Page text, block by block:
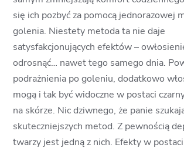
się ich pozbyć za pomocą jednorazowej
golenia. Niestety metoda ta nie daje
satysfakcjonujących efektów –
odrosnąć… nawet tego samego dnia.
podrażnienia po goleniu, dodatkowo
mogą i tak być widoczne w postaci
na skórze. Nic dziwnego, że panie
skuteczniejszych metod. Z pewnością
twarzy jest jedną z nich. Efekty w